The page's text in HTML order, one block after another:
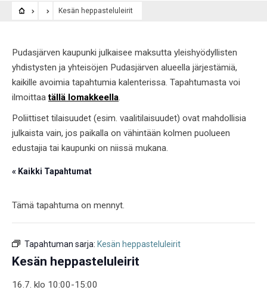
Kesän heppasteluleirit
Pudasjärven kaupunki julkaisee maksutta yleishyödyllisten
yhdistysten ja yhteisöjen Pudasjärven alueella järjestämiä,
kaikille avoimia tapahtumia kalenterissa. Tapahtumasta voi
ilmoittaatällä lomakkeella.
Poliittiset tilaisuudet (esim. vaalitilaisuudet) ovat mahdollisia
julkaista vain, jos paikalla on vähintään kolmen puolueen
edustajia tai kaupunki on niissä mukana.
« Kaikki Tapahtumat
Tämä tapahtuma on mennyt.
Tapahtuman sarja: Kesän heppasteluleirit
Kesän heppasteluleirit
16.7. klo 10:00-15:00